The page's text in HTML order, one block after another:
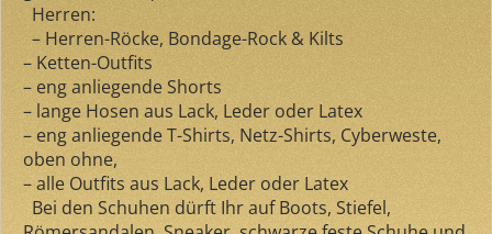
Herren:
– Herren-Röcke, Bondage-Rock & Kilts
– Ketten-Outfits
– eng anliegende Shorts
– lange Hosen aus Lack, Leder oder Latex
– eng anliegende T-Shirts, Netz-Shirts, Cyberweste,
oben ohne,
– alle Outfits aus Lack, Leder oder Latex
Bei den Schuhen dürft Ihr auf Boots, Stiefel,